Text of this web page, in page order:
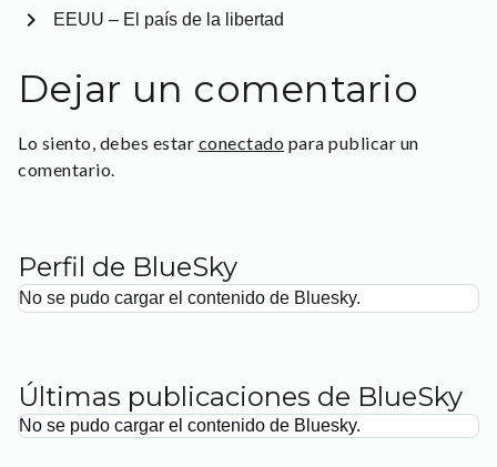
EEUU – El país de la libertad
chevron_right
Dejar un comentario
Lo siento, debes estar conectado para publicar un
comentario.
Perfil de BlueSky
No se pudo cargar el contenido de Bluesky.
Últimas publicaciones de BlueSky
No se pudo cargar el contenido de Bluesky.